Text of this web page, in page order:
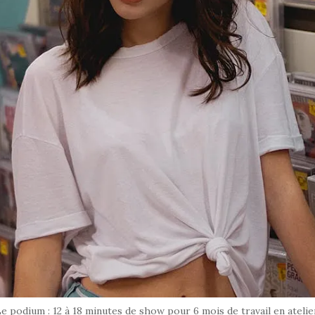
podium : 12 à 18 minutes de show pour 6 mois de travail en